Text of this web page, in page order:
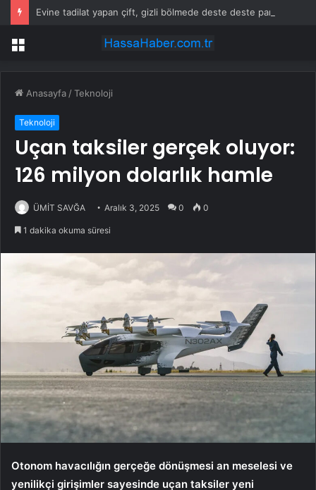
Menü
Anasayfa /Teknoloji
Teknoloji
Uçan taksiler gerçek oluyor:
126 milyon dolarlık hamle
ÜMİT SAVĞA Aralık 3, 2025 0 0
1 dakika okuma süresi
Otonom havacılığın gerçeğe dönüşmesi an meselesi ve
yenilikçi girişimler sayesinde uçan taksiler yeni